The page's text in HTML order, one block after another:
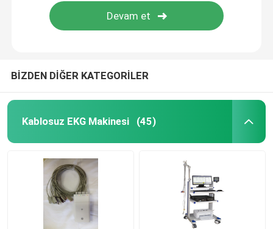
BİZDEN DİĞER KATEGORİLER
Kablosuz EKG Makinesi (45)